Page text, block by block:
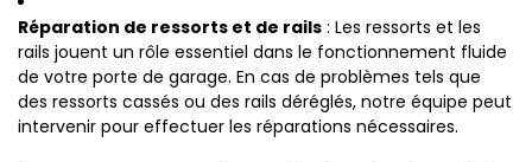
Réparation de ressorts et de rails : Les ressorts et les
rails jouent un rôle essentiel dans le fonctionnement fluide
de votre porte de garage. En cas de problèmes tels que
des ressorts cassés ou des rails déréglés, notre équipe peut
intervenir pour effectuer les réparations nécessaires.